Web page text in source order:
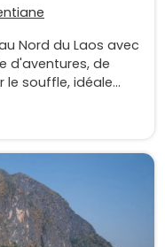
Nord du Laos avec
d'aventures, de
souffle, idéale...